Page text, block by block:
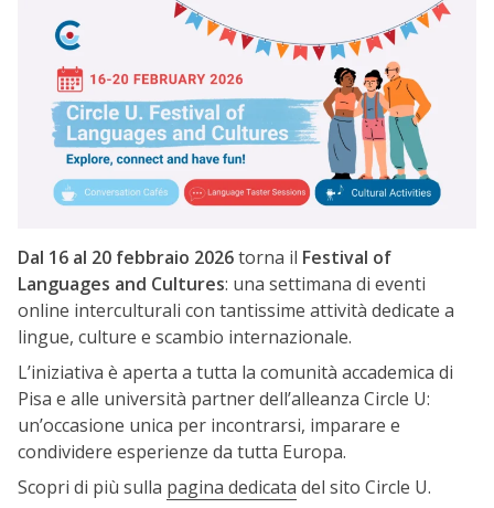
Dal 16 al 20 febbraio 2026torna il Festival of
Languages and Cultures: una settimana di eventi
online interculturali con tantissime attività dedicate a
lingue, culture e scambio internazionale.
L’iniziativa è aperta a tutta la comunità accademica di
Pisa e alle università partner dell’alleanza Circle U:
un’occasione unica per incontrarsi, imparare e
condividere esperienze da tutta Europa.
Scopri di più sulla pagina dedicata del sito Circle U.